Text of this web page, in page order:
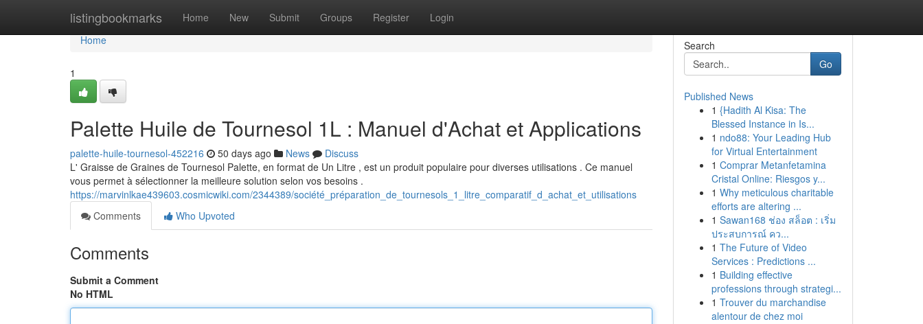
listingbookmarks Home New Submit Groups Register Login
Home
Home
1
Palette Huile de Tournesol 1L : Manuel d'Achat et Applications
palette-huile-tournesol-452216 50 days ago News
Discuss
L' Graisse de Graines de Tournesol Palette, en format de Un Litre , est un produit populaire pour diverses utilisations . Ce manuel
vous permet à sélectionner la meilleure solution selon vos besoins .
https://marvinlkae439603.cosmicwiki.com/2344389/société_préparation_de_tournesols_1_litre_comparatif_d_achat_et_utilisations
Comments
Who Upvoted
Comments
Submit a Comment
No HTML
Search
Go
Published News
1 {Hadith Al Kisa: The
Blessed Instance in Is...
1 ndo88: Your Leading Hub
for Virtual Entertainment
1 Comprar Metanfetamina
Cristal Online: Riesgos y...
1 Why meticulous charitable
efforts are altering ...
1 Sawan168 ช่อง สล็อต : เริ่ม
ประสบการณ์ คว...
1 The Future of Video
Services : Predictions ...
1 Building effective
professions through strategi...
1 Trouver du marchandise
alentour de chez moi